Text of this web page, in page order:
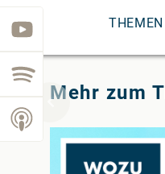
THEMEN
Mehr zum